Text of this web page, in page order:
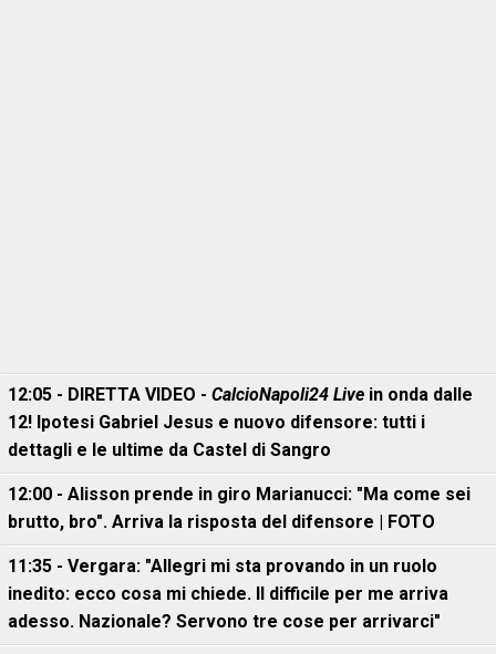
12:05 - DIRETTA VIDEO - CalcioNapoli24 Live in onda dalle
12! Ipotesi Gabriel Jesus e nuovo difensore: tutti i
dettagli e le ultime da Castel di Sangro
12:00 - Alisson prende in giro Marianucci: "Ma come sei
brutto, bro". Arriva la risposta del difensore | FOTO
11:35 - Vergara: "Allegri mi sta provando in un ruolo
inedito: ecco cosa mi chiede. Il difficile per me arriva
adesso. Nazionale? Servono tre cose per arrivarci"